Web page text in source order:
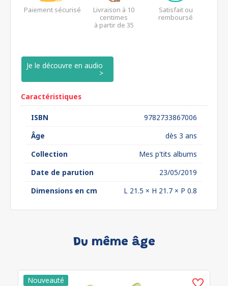
Paiement sécurisé
Livraison à 10
centimes
à partir de 35
Satisfait ou
remboursé
Je le découvre en audio
Caractéristiques
ISBN
9782733867006
Âge
dès 3 ans
Collection
Mes p'tits albums
Date de parution
23/05/2019
Dimensions en cm
L 21.5 × H 21.7 × P 0.8
Du même âge